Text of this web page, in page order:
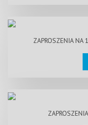
ZAPROSZENIA NA